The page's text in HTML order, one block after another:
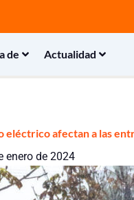
de Actualidad
afectan a las
enero de 2024